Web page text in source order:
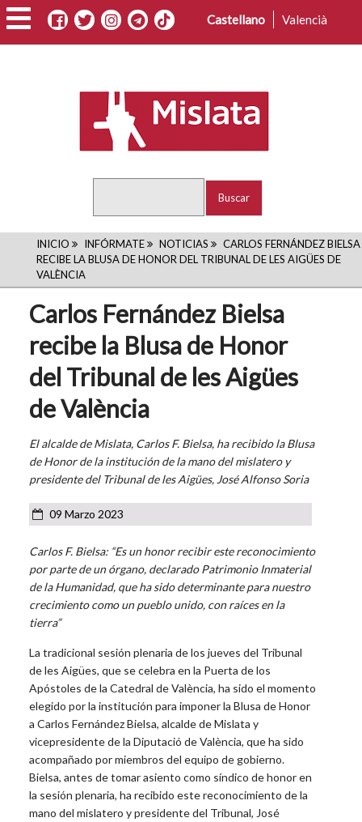
Pasar
al
contenido
Castellano Valencià
RUTA
DE
NAVEGACIÓN
INICIO INFÓRMATE NOTICIAS
CARLOS FERNÁNDEZ BIELSA
RECIBE LA BLUSA DE HONOR DEL TRIBUNAL DE LES AIGÜES DE
VALÈNCIA
Carlos Fernández Bielsa
recibe la Blusa de Honor
del Tribunal de les Aigües
de València
El alcalde de Mislata, Carlos F. Bielsa, ha recibido la Blusa
de Honor de la institución de la mano del mislatero y
presidente del Tribunal de les Aigües, José Alfonso Soria
09 Marzo 2023
Carlos F. Bielsa: “Es un honor recibir este reconocimiento
por parte de un órgano, declarado Patrimonio Inmaterial
de la Humanidad, que ha sido determinante para nuestro
crecimiento como un pueblo unido, con raíces en la
tierra”
La tradicional sesión plenaria de los jueves del Tribunal
de les Aigües, que se celebra en la Puerta de los
Apóstoles de la Catedral de València, ha sido el momento
elegido por la institución para imponer la Blusa de Honor
a Carlos Fernández Bielsa, alcalde de Mislata y
vicepresidente de la Diputació de València, que ha sido
acompañado por miembros del equipo de gobierno.
Bielsa, antes de tomar asiento como síndico de honor en
la sesión plenaria, ha recibido este reconocimiento de la
mano del mislatero y presidente del Tribunal, José